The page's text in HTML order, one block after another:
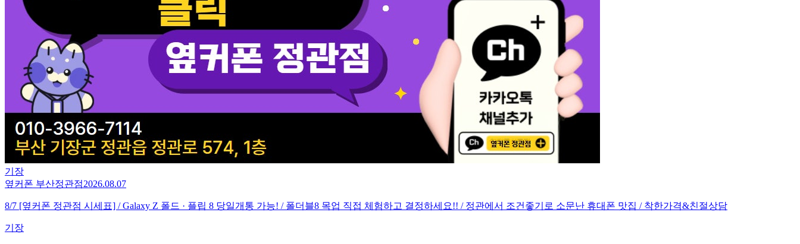
기장
옆커폰 부산정관점2026.08.07
8/7 [옆커폰 정관점 시세표] / Galaxy Z 폴드 · 플립 8 당일개통 가능! / 폴더블8 목업 직접 체험하고 결정하세요!! / 정관에서 조건좋기로 소문난 휴대폰 맛집 / 착한가격&친절상담
기장